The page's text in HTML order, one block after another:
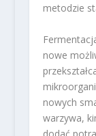
metodzie
nowe
nowych
warzywa,